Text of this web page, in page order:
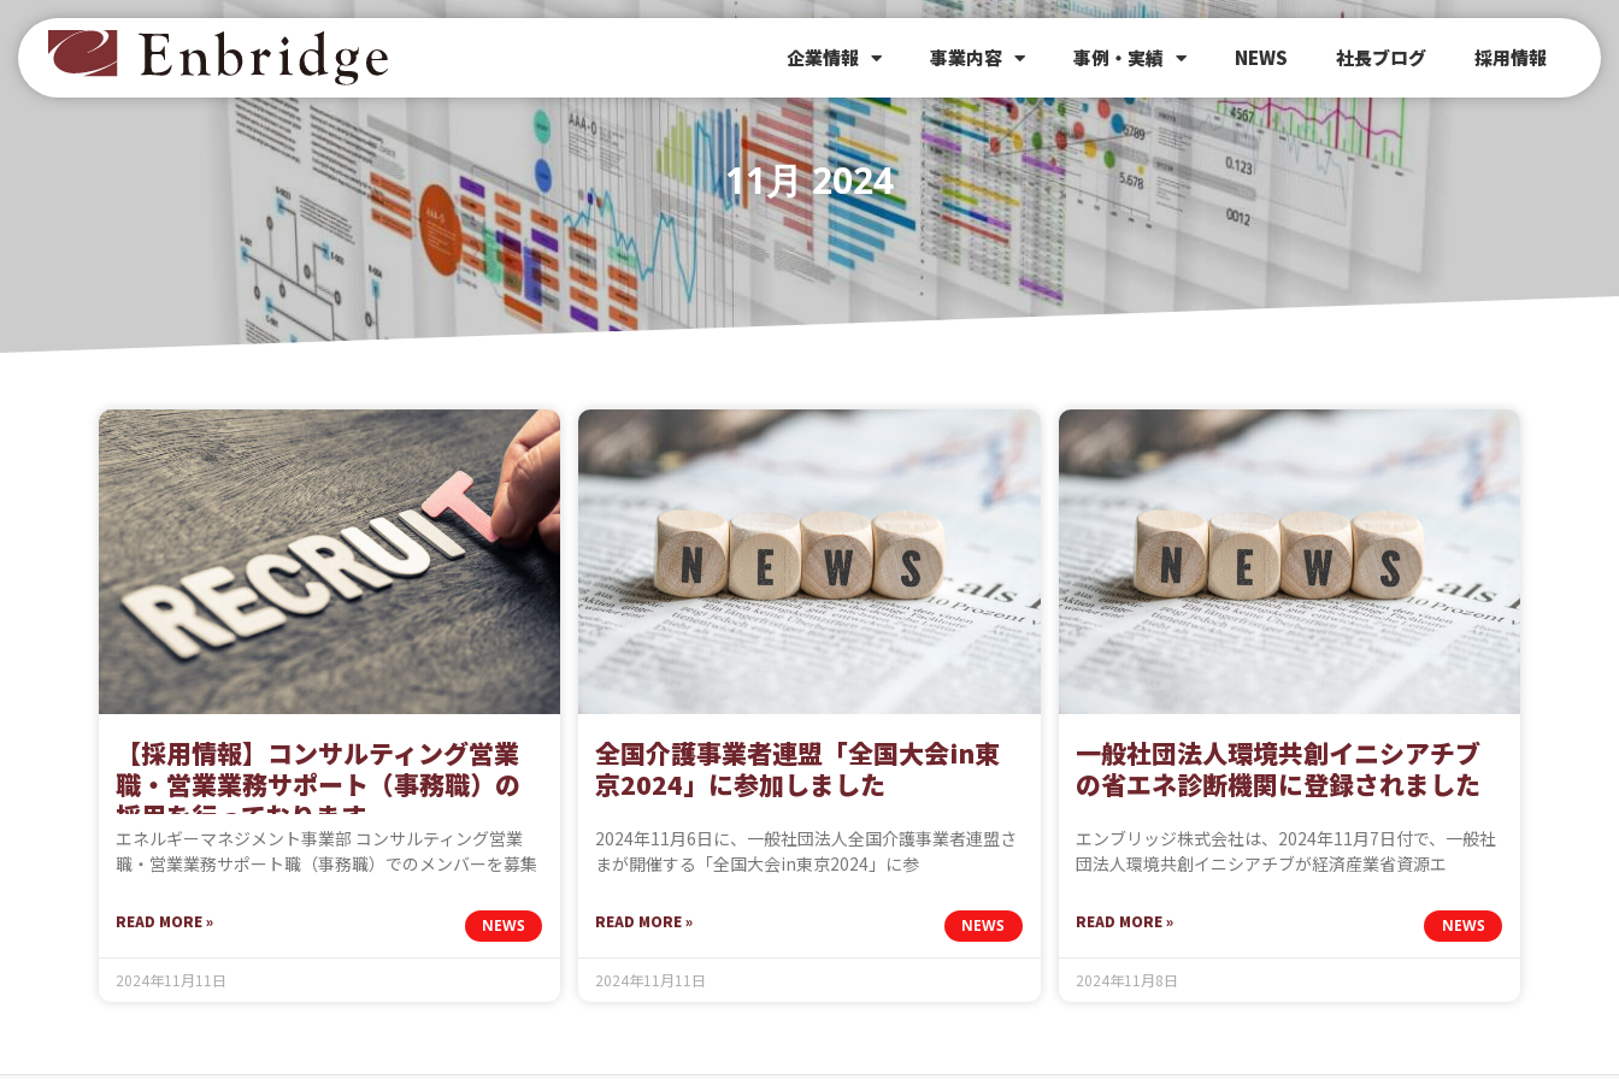
企業情報 事業内容 事例・実績 NEWS 社長ブログ 採用情報
11月 2024
NEWS
【採用情報】コンサルティング営業
職・営業業務サポート（事務職）の
採用を行っております
エネルギーマネジメント事業部 コンサルティング営業
職・営業業務サポート職（事務職）でのメンバーを募集
READ MORE »
2024年11月11日
NEWS
全国介護事業者連盟「全国大会in東
京2024」に参加しました
2024年11月6日に、一般社団法人全国介護事業者連盟さ
まが開催する「全国大会in東京2024」に参
READ MORE »
2024年11月11日
NEWS
一般社団法人環境共創イニシアチブ
の省エネ診断機関に登録されました
エンブリッジ株式会社は、2024年11月7日付で、一般社
団法人環境共創イニシアチブが経済産業省資源エ
READ MORE »
2024年11月8日